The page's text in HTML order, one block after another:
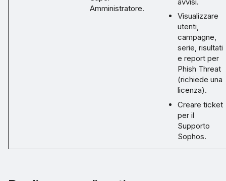
Amministratore.
Visualizzare
utenti,
campagne,
serie, risultati
e report per
Phish Threat
(richiede una
licenza).
Creare ticket
per il
Supporto
Sophos.